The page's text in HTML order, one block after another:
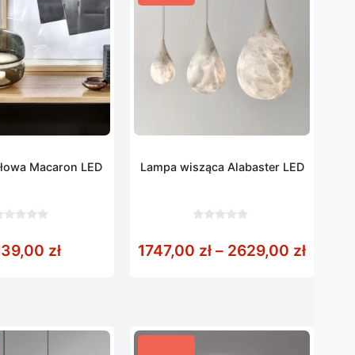
1379,00 zł do 2759,00 zł
Macaron LED
zł
Lampa wisząca Alabaster LED
5
1747,00 zł – 2629,00 zł